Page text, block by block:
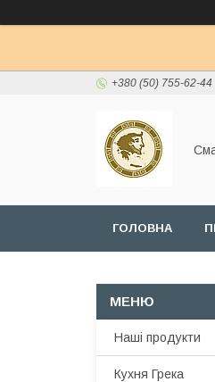
+380 (50) 755-62-44
ГОЛОВНА
Наші продукти
Кухня Грека